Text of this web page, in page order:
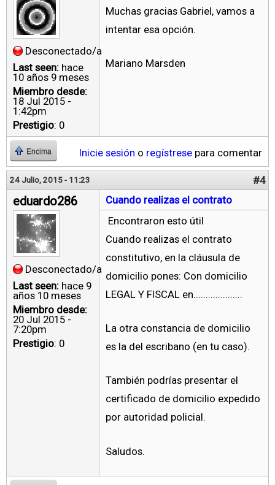
Desconectado/a
Last seen: hace
10 años 9 meses
Miembro desde:
18 Jul 2015 -
1:42pm
Prestigio: 0
Muchas gracias Gabriel, vamos a
intentar esa opción.
Mariano Marsden
Encima Inicie sesión o regístrese para comentar
24 Julio, 2015 - 11:23 #4
eduardo286
Desconectado/a
Last seen: hace 9
años 10 meses
Miembro desde:
20 Jul 2015 -
7:20pm
Prestigio: 0
Cuando realizas el contrato
Encontraron esto útil
Cuando realizas el contrato
constitutivo, en la cláusula de
domicilio pones: Con domicilio
LEGAL Y FISCAL en....................
La otra constancia de domicilio
es la del escribano (en tu caso).
También podrías presentar el
certificado de domicilio expedido
por autoridad policial.
Saludos.